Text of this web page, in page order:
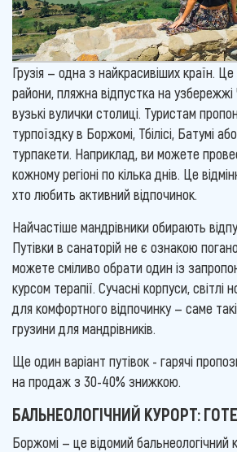
Грузія — одна з найкрасивіших країн. Це
райони, пляжна відпустка на
вузькі вулички столиці. Туристам
турпоїздку в Боржомі, Тбілісі, Батумі
турпакети. Наприклад, ви можете
кожному регіоні по кілька днів. Це
хто любить активний відпочинок.
Найчастіше мандрівники обирають
Путівки в санаторій не є ознакою
можете сміливо обрати один із
курсом терапії. Сучасні корпуси, світлі
для комфортного відпочинку — саме
грузини для мандрівників.
Ще один варіант путівок - гарячі
на продаж з 30-40% знижкою.
БАЛЬНЕОЛОГІЧНИЙ КУРОРТ:
Боржомі — це відомий бальнеологічний